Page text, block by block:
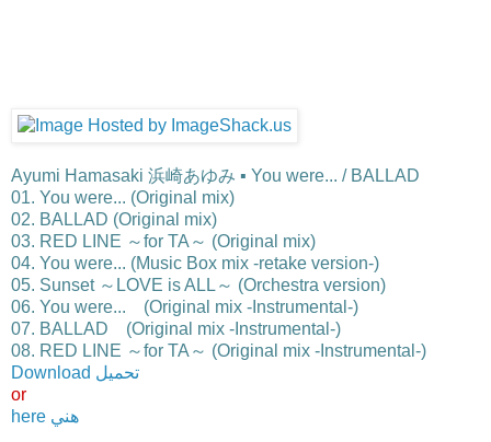
Ayumi Hamasaki 浜崎あゆみ ▪ You were... / BALLAD
01. You were... (Original mix)
02. BALLAD (Original mix)
03. RED LINE ～for TA～ (Original mix)
04. You were... (Music Box mix -retake version-)
05. Sunset ～LOVE is ALL～ (Orchestra version)
06. You were... (Original mix -Instrumental-)
07. BALLAD (Original mix -Instrumental-)
08. RED LINE ～for TA～ (Original mix -Instrumental-)
Download تحميل
or
here هني